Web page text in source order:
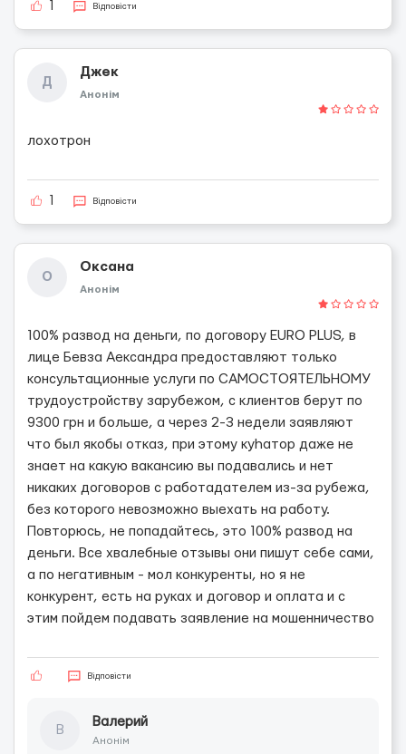
Відповісти
Д
Джек
Анонім
лохотрон
Відповісти
О
Оксана
Анонім
100% развод на деньги, по договору EURO PLUS, в
лице Бевза Аександра предоставляют только
консультационные услуги по САМОСТОЯТЕЛЬНОМУ
трудоустройству зарубежом, с клиентов берут по
9300 грн и больше, а через 2-3 недели заявляют
что был якобы отказ, при этому куhатор даже не
знает на какую вакансию вы подавались и нет
никаких договоров с работадателем из-за рубежа,
без которого невозможно выехать на работу.
Повторюсь, не попадайтесь, это 100% развод на
деньги. Все хвалебные отзывы они пишут себе сами,
а по негативным - мол конкуренты, но я не
конкурент, есть на руках и договор и оплата и с
этим пойдем подавать заявление на мошенничество
Відповісти
В
Валерий
Анонім